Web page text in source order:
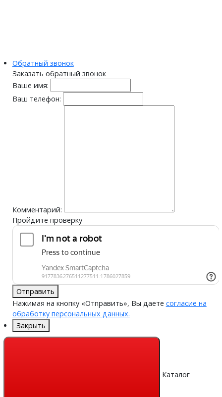
Обратный звонок
Заказать обратный звонок
Ваше имя:
Ваш телефон:
Комментарий:
Пройдите проверку
Отправить
Нажимая на кнопку «Отправить», Вы даете согласие на
обработку персональных данных.
Закрыть
Каталог